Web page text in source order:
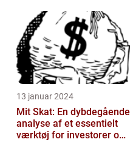
13 januar 2024
Mit Skat: En dybdegående
analyse af et essentielt
værktøj for investorer og